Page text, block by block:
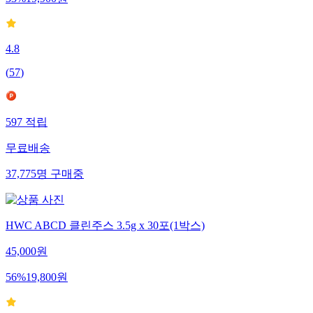
4.8
(57)
597 적립
무료배송
37,775명 구매중
HWC ABCD 클린주스 3.5g x 30포(1박스)
45,000원
56%19,800원